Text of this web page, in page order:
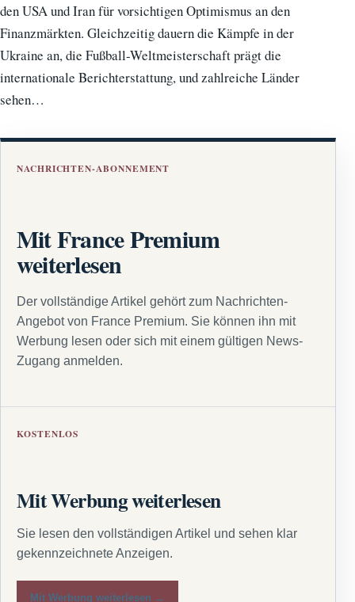
den USA und Iran für vorsichtigen Optimismus an den
Finanzmärkten. Gleichzeitig dauern die Kämpfe in der
Ukraine an, die Fußball-Weltmeisterschaft prägt die
internationale Berichterstattung, und zahlreiche Länder
sehen…
NACHRICHTEN-ABONNEMENT
Mit France Premium
weiterlesen
Der vollständige Artikel gehört zum Nachrichten-
Angebot von France Premium. Sie können ihn mit
Werbung lesen oder sich mit einem gültigen News-
Zugang anmelden.
KOSTENLOS
Mit Werbung weiterlesen
Sie lesen den vollständigen Artikel und sehen klar
gekennzeichnete Anzeigen.
Mit Werbung weiterlesen →